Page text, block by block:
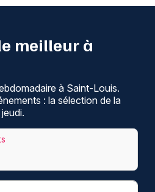
meilleur à
à Saint-Louis.
: la sélection de la